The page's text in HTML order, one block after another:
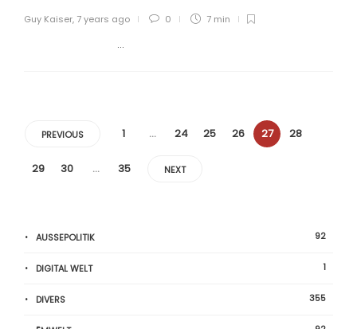
Guy Kaiser, 7 years ago 0 7 min
...
PREVIOUS 1 … 24 25 26 27 28
29 30 … 35 NEXT
AUSSEPOLITIK 92
DIGITAL WELT 1
DIVERS 355